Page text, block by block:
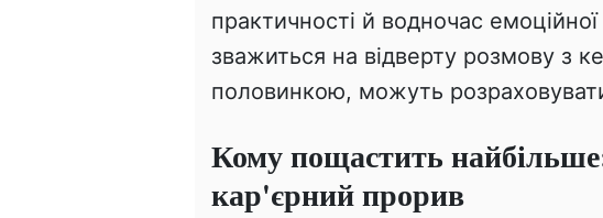
практичності й водночас емоційної
зважиться на відверту розмову з
половинкою, можуть
Кому пощастить
кар'єрний прорив